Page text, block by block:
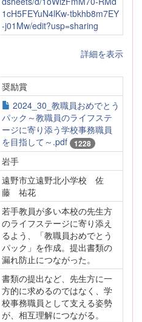
1cH5FEYuN4lKw-tbkhb8m7EY
-j01Mw/edit?usp=sharing
詳細を表示
奨励賞
2024_30_教職員おめでとう
パック～教職員のライフステ
ージに寄り添う学校事務職員
を目指して～.pdf
1228
岩手
遠野市立遠野北小学校 佐
藤 祐花
若手教員が多い本校の先生方
のライフステージに寄り添え
るよう、「教職員おめでとう
パック」を作成。提出書類の
漏れ防止につながった。
書類の提出など、先生方に一
方的に求めるのではなく、学
校事務職員として支える姿勢
が、相互理解につながる。